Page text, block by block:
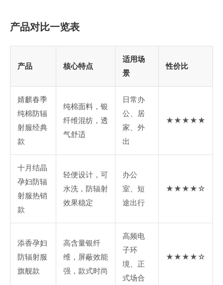
产品对比一览表
产品 核心特点
适用场
景
性价比
婧麒春季
纯棉防辐
射服经典
款
纯棉面料，银
纤维混纺，透
气舒适
日常办
公、居
家、外
出
★★★★★
十月结晶
孕妇防辐
射服热销
款
轻便设计，可
水洗，防辐射
效果稳定
办公
室、短
途出行
★★★★☆
添香孕妇
防辐射服
旗舰款
高含量银纤
维，屏蔽效能
强，款式时尚
高频电
子环
境、正
式场合
★★★★☆